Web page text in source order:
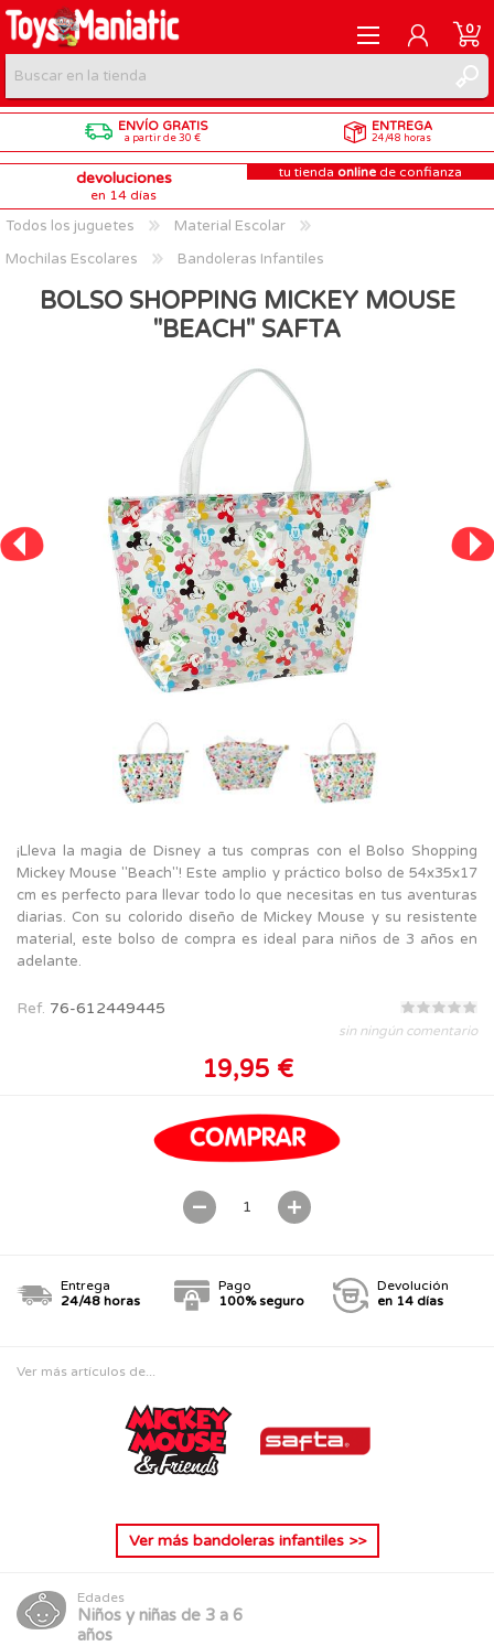
REGISTRARME
INICIAR SESIÓN
0
ENVÍO GRATIS
a partir de 30 €
ENTREGA
24/48 horas
devoluciones
en 14 días
tu tienda online de confianza
Todos los juguetes
Material Escolar
Mochilas Escolares
Bandoleras Infantiles
BOLSO SHOPPING MICKEY MOUSE
"BEACH" SAFTA
¡Lleva la magia de Disney a tus compras con el Bolso Shopping
Mickey Mouse "Beach"! Este amplio y práctico bolso de 54x35x17
cm es perfecto para llevar todo lo que necesitas en tus aventuras
diarias. Con su colorido diseño de Mickey Mouse y su resistente
material, este bolso de compra es ideal para niños de 3 años en
adelante.
Ref. 76-612449445
sin ningún comentario
19,95 €
Entrega
24/48 horas
Pago
100% seguro
Devolución
en 14 días
Ver más artículos de...
Ver más bandoleras infantiles>>
Edades
Niños y niñas de 3 a 6
años